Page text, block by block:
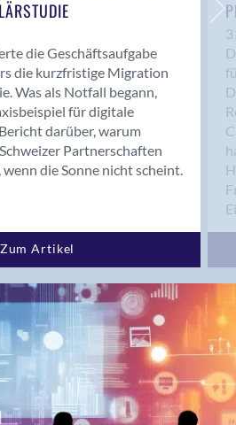
die Geschäftsaufgabe
die kurzfristige Migration
Was als Notfall begann,
für digitale
darüber, warum
Partnerschaften
wenn die Sonne nicht scheint.
Zum Artikel